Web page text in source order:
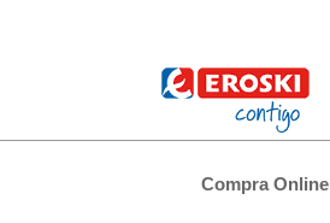
Compra Online